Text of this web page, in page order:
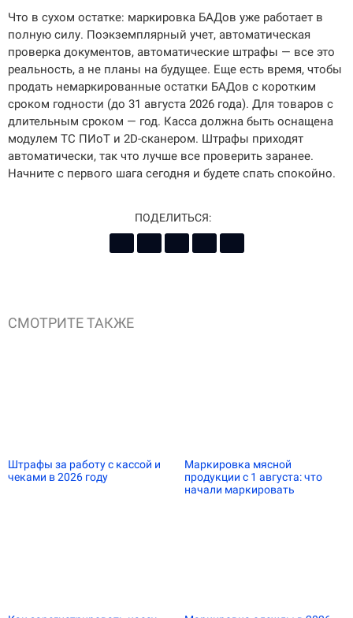
Что в сухом остатке: маркировка БАДов уже работает в
полную силу. Поэкземплярный учет, автоматическая
проверка документов, автоматические штрафы — все это
реальность, а не планы на будущее. Еще есть время, чтобы
продать немаркированные остатки БАДов с коротким
сроком годности (до 31 августа 2026 года). Для товаров с
длительным сроком — год. Касса должна быть оснащена
модулем ТС ПИоТ и 2D-сканером. Штрафы приходят
автоматически, так что лучше все проверить заранее.
Начните с первого шага сегодня и будете спать спокойно.
ПОДЕЛИТЬСЯ:
СМОТРИТЕ ТАКЖЕ
Штрафы за работу с кассой и
чеками в 2026 году
Маркировка мясной
продукции с 1 августа: что
начали маркировать